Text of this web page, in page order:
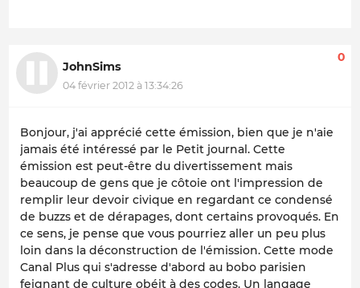
JohnSims
04 février 2012 à 13:34:26
0
Bonjour, j'ai apprécié cette émission, bien que je n'aie
jamais été intéressé par le Petit journal. Cette
émission est peut-être du divertissement mais
beaucoup de gens que je côtoie ont l'impression de
remplir leur devoir civique en regardant ce condensé
de buzzs et de dérapages, dont certains provoqués. En
ce sens, je pense que vous pourriez aller un peu plus
loin dans la déconstruction de l'émission. Cette mode
Canal Plus qui s'adresse d'abord au bobo parisien
feignant de culture obéit à des codes. Un langage